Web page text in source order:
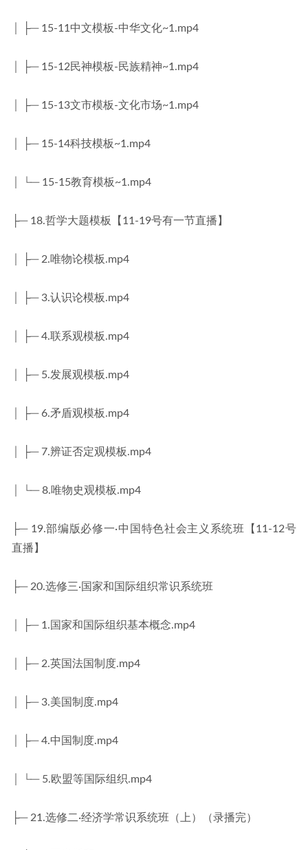
│ ├─ 15-11中文模板-中华文化~1.mp4
│ ├─ 15-12民神模板-民族精神~1.mp4
│ ├─ 15-13文市模板-文化市场~1.mp4
│ ├─ 15-14科技模板~1.mp4
│ └─ 15-15教育模板~1.mp4
├─ 18.哲学大题模板【11-19号有一节直播】
│ ├─ 2.唯物论模板.mp4
│ ├─ 3.认识论模板.mp4
│ ├─ 4.联系观模板.mp4
│ ├─ 5.发展观模板.mp4
│ ├─ 6.矛盾观模板.mp4
│ ├─ 7.辨证否定观模板.mp4
│ └─ 8.唯物史观模板.mp4
├─ 19.部编版必修一·中国特色社会主义系统班【11-12号
直播】
├─ 20.选修三·国家和国际组织常识系统班
│ ├─ 1.国家和国际组织基本概念.mp4
│ ├─ 2.英国法国制度.mp4
│ ├─ 3.美国制度.mp4
│ ├─ 4.中国制度.mp4
│ └─ 5.欧盟等国际组织.mp4
├─ 21.选修二·经济学常识系统班（上）（录播完）